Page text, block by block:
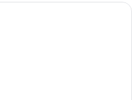
Egy modern nappali, nagy ablakkal,